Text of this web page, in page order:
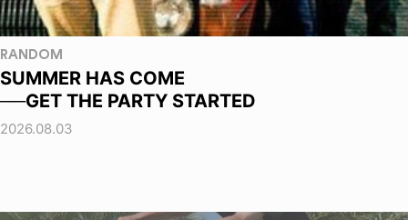
RANDOM
SUMMER HAS COME
──GET THE PARTY STARTED
2026.08.03